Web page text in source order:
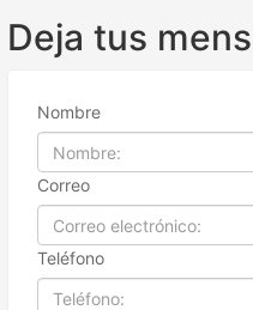
Deja tus
Nombre
Correo
Teléfono